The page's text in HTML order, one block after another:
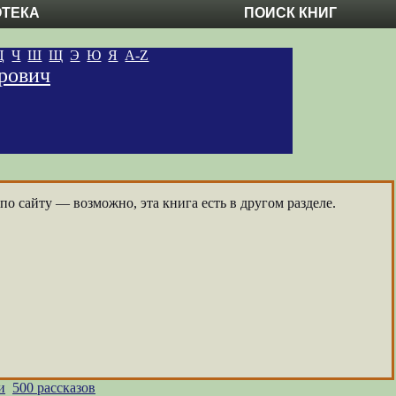
ПОИСК КНИГ
Ч Ш Щ Э Ю Я A-Z
сайту — возможно, эта книга есть в другом разделе.
500 рассказов